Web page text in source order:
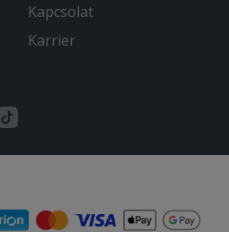
Kapcsolat
Karrier